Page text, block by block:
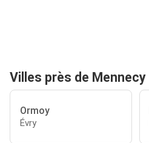
Villes près de Mennecy
Ormoy
Évry